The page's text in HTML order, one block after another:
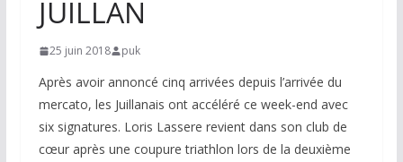
JUILLAN
25 juin 2018 puk
Après avoir annoncé cinq arrivées depuis l’arrivée du
mercato, les Juillanais ont accéléré ce week-end avec
six signatures. Loris Lassere revient dans son club de
cœur après une coupure triathlon lors de la deuxième